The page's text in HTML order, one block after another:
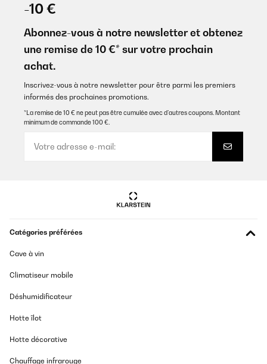
1.5 hours it fills a decent size bag
Amazon user
Traduire
07/07/2025
Kann man wirklich nur empfehlen.
Sehr
Amazon-Benutzer
Traduire
Works great, don't have to buy ice anymore!
-10 €
Abonnez-vous à notre newsletter et obtenez
une remise de 10 €* sur votre prochain
achat.
Inscrivez-vous à notre newsletter pour être parmi les premiers
informés des prochaines promotions.
*La remise de 10 € ne peut pas être cumulée avec d’autres coupons. Montant
minimum de commande 100 €.
Catégories préférées
Cave à vin
Climatiseur mobile
Déshumidificateur
Hotte îlot
Hotte décorative
Chauffage infrarouge